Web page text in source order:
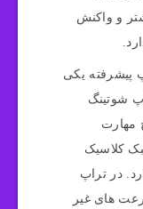
و واکنش
پیشرفته یکی
شوتینگ
مهارت
کلاسیک
در تراپ
های غیر